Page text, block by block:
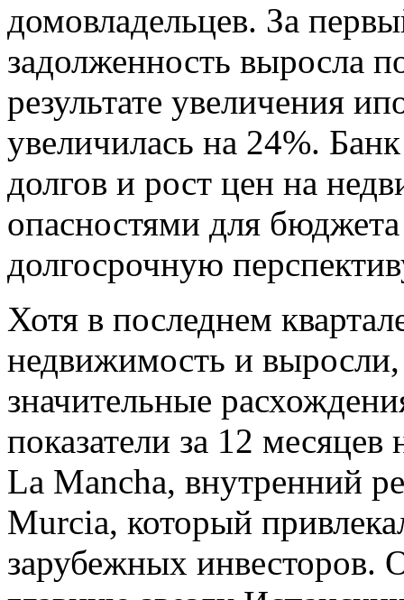
домовладельцев. За
задолженность выросла
результате увеличения
увеличилась на 24%.
долгов и рост цен на
опасностями для
долгосрочную
Хотя в последнем
недвижимость и
значительные
показатели за 12
La Mancha, внутренний
Murcia, который
зарубежных инвесторов.